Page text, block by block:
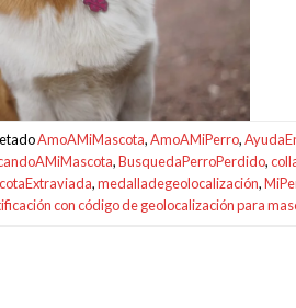
AmoAMiMascota,AmoAMiPerro,
,BusquedaPerroPerdido,
,medalladegeolocalización,
con código de geolocalización para